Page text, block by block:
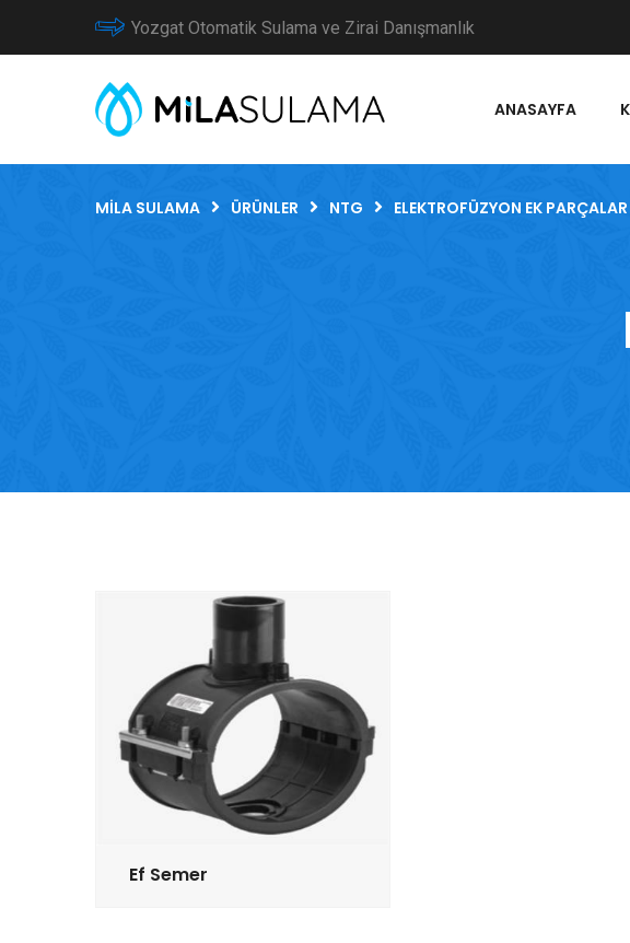
Yozgat Otomatik Sulama ve Zirai Danışmanlık
ANASAYFA
MILA SULAMA ÜRÜNLER NTG ELEKTROFÜZYON EK PARÇALAR
Ef Semer